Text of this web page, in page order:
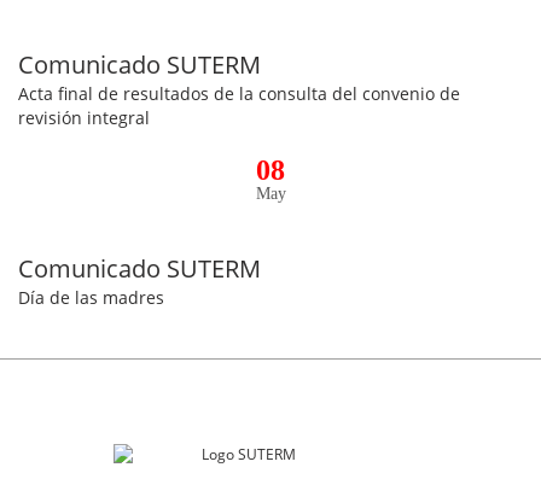
Comunicado SUTERM
Acta final de resultados de la consulta del convenio de
revisión integral
08
May
Comunicado SUTERM
Día de las madres